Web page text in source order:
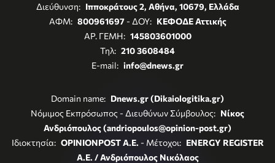
Διεύθυνση: Ιπποκράτους 2, Αθήνα, 10679, Ελλάδα
ΑΦΜ: 800961697- ΔΟΥ: ΚΕΦΟΔΕ Αττικής
ΑΡ. ΓΕΜΗ: 145803601000
Τηλ: 210 3608484
E-mail: info@dnews.gr
Domain name: Dnews.gr (Dikaiologitika.gr)
Νόμιμος Εκπρόσωπος - Διευθύνων Σύμβουλος: Νίκος
Ανδριόπουλος (andriopoulos@opinion-post.gr)
Ιδιοκτησία: OPINIONPOST A.E. - Μέτοχοι: ENERGY REGISTER
Α.Ε. / Ανδριόπουλος Νικόλαος